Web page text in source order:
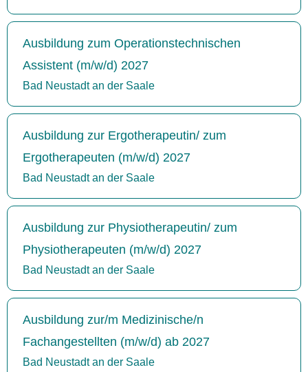
Ausbildung zum Operationstechnischen
Assistent (m/w/d) 2027
Bad Neustadt an der Saale
Ausbildung zur Ergotherapeutin/ zum
Ergotherapeuten (m/w/d) 2027
Bad Neustadt an der Saale
Ausbildung zur Physiotherapeutin/ zum
Physiotherapeuten (m/w/d) 2027
Bad Neustadt an der Saale
Ausbildung zur/m Medizinische/n
Fachangestellten (m/w/d) ab 2027
Bad Neustadt an der Saale